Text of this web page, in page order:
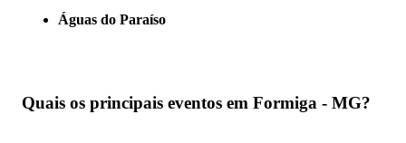
Águas do Paraíso
Quais os principais eventos em Formiga - MG?